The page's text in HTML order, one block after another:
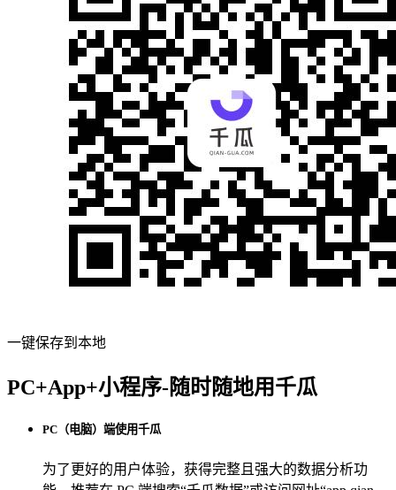
一键保存到本地
PC+App+小程序-随时随地用千瓜
PC（电脑）端使用千瓜
为了更好的用户体验，获得完整且强大的数据分析功